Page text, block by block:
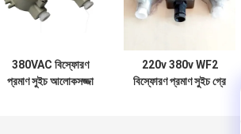
380VAC বিস্ফোরণ
প্রমাণ সুইচ আলোকসজ্জা
220v 380v WF2
বিস্ফোরণ প্রমাণ সুইচ গ্রে